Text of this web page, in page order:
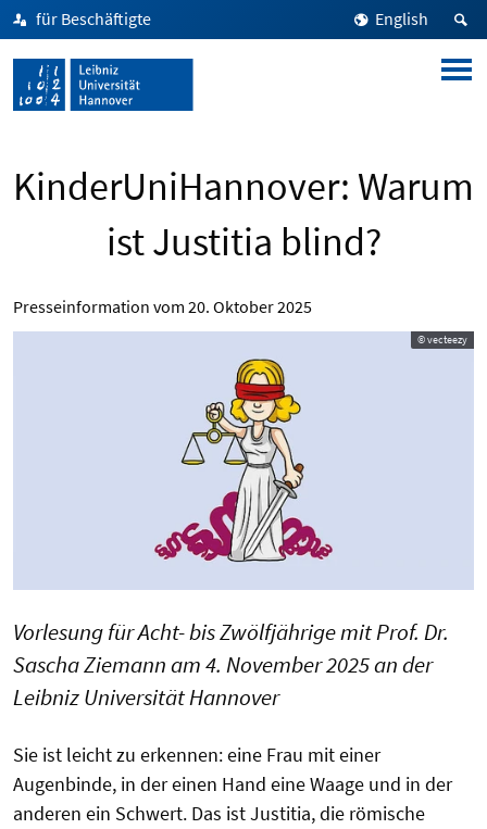
für Beschäftigte English
KinderUniHannover: Warum
ist Justitia blind?
Presseinformation vom 20. Oktober 2025
© vecteezy
Vorlesung für Acht- bis Zwölfjährige mit Prof. Dr.
Sascha Ziemann am 4. November 2025 an der
Leibniz Universität Hannover
Sie ist leicht zu erkennen: eine Frau mit einer
Augenbinde, in der einen Hand eine Waage und in der
anderen ein Schwert. Das ist Justitia, die römische